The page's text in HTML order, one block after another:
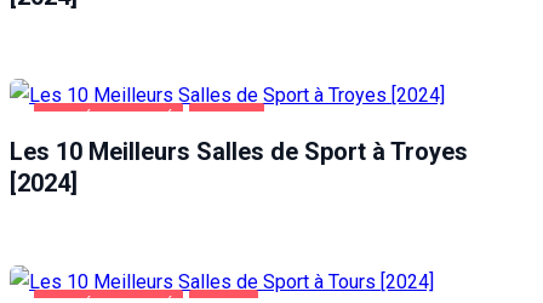
Les 10 Meilleurs Salles de Sport à Troyes
[2024]